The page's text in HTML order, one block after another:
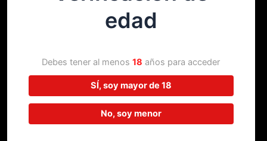
¡Disculpa este desastre! Estamos
trabajando en algo increíble,
¡vuelve pronto!
edad
Debes tener al menos18 años para acceder
SÍ, soy mayor de 18
No, soy menor